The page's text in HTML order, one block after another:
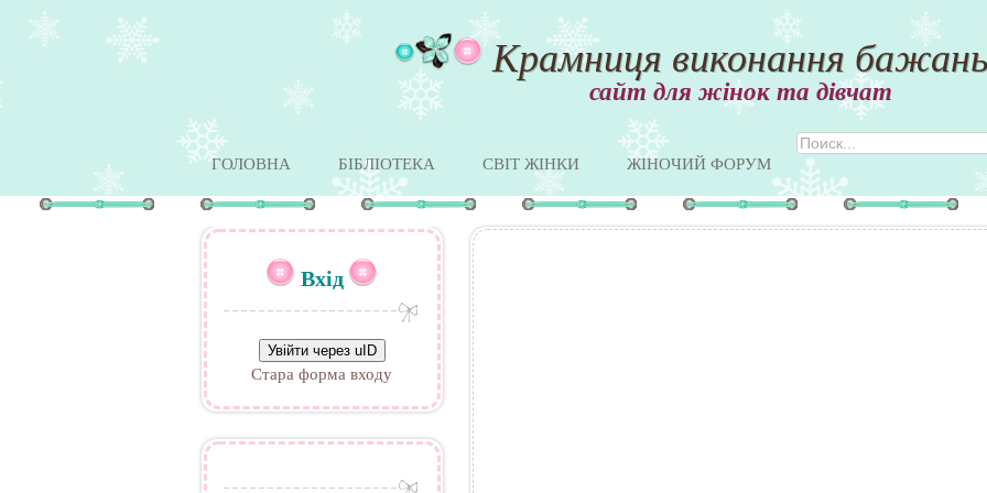
Крамниця виконання бажань
сайт для жінок та дівчат
ГОЛОВНА БІБЛІОТЕКА СВІТ ЖІНКИ ЖІНОЧИЙ ФОРУМ
Вхід
Увійти через uID
Стара форма входу